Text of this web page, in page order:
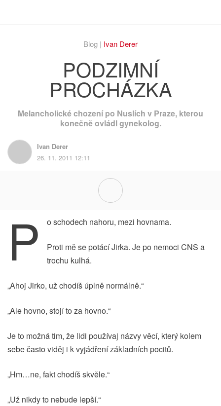
Blog | Ivan Derer
PODZIMNÍ
PROCHÁZKA
Melancholické chození po Nuslích v Praze, kterou
konečně ovládl gynekolog.
Ivan Derer
26. 11. 2011 12:11
P o schodech nahoru, mezi hovnama.
Proti mě se potácí Jirka. Je po nemoci CNS a
trochu kulhá.
„Ahoj Jirko, už chodíš úplně normálně.“
„Ale hovno, stojí to za hovno.“
Je to možná tim, že lidi používaj názvy věcí, který kolem
sebe často viděj i k vyjádření základních pocitů.
„Hm…ne, fakt chodíš skvěle.“
„Už nikdy to nebude lepší.“